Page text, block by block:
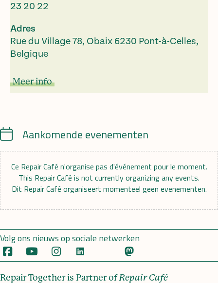
23 20 22
Adres
Rue du Village 78, Obaix 6230 Pont-à-Celles,
Belgique
Meer info
CalendarAankomende evenementen
Ce Repair Café n'organise pas d'événement pour le moment.
This Repair Café is not currently organizing any events.
Dit Repair Café organiseert momenteel geen evenementen.
Volg ons nieuws op sociale netwerken
Repair Together is Partner ofRepair Café